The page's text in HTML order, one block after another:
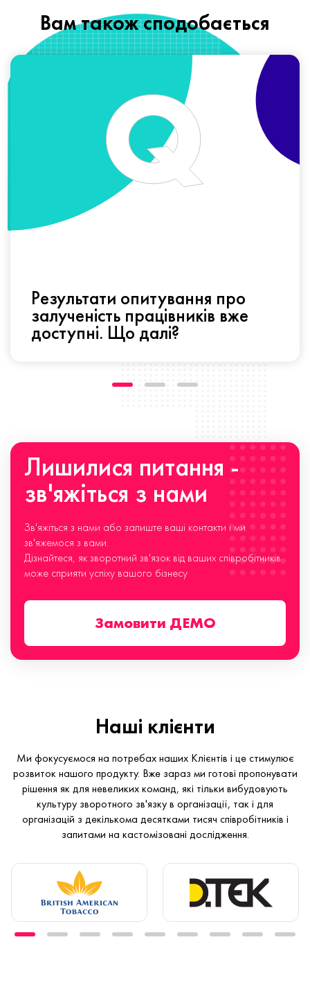
Вам також сподобається
Результати опитування про
залученість працівників вже
доступні. Що далі?
Лишилися питання -
зв'яжіться з нами
Зв'яжіться з нами або залиште ваші контакти і ми
зв'яжемося з вами.
Дізнайтеся, як зворотний зв'язок від ваших співробітників
може сприяти успіху вашого бізнесу
Замовити ДЕМО
Наші клієнти
Ми фокусуємося на потребах наших Клієнтів і це стимулює
розвиток нашого продукту. Вже зараз ми готові пропонувати
рішення як для невеликих команд, які тільки вибудовують
культуру зворотного зв'язку в організації, так і для
організацій з декількома десятками тисяч співробітників і
запитами на кастомізовані дослідження.